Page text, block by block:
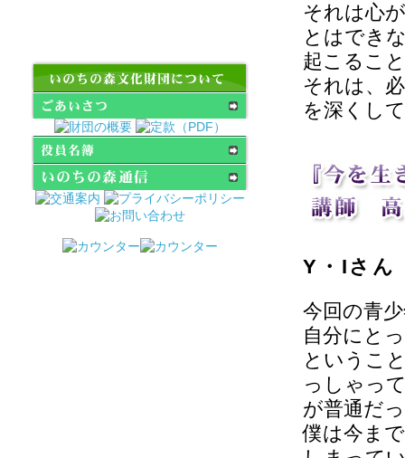
それは心
とはでき
起こるこ
それは、
を深くし
Y・Iさん
今回の青
自分にと
というこ
っしゃっ
が普通だ
僕は今ま